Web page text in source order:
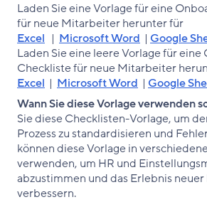
Laden Sie eine Vorlage für eine
für neue Mitarbeiter herunter für
Excel | Microsoft Word | Google
Laden Sie eine leere Vorlage für
Checkliste für neue Mitarbeiter
Excel | Microsoft Word | Google
Wann Sie diese Vorlage verwenden
Sie diese Checklisten-Vorlage, um
Prozess zu standardisieren und
können diese Vorlage in
verwenden, um HR und
abzustimmen und das Erlebnis
verbessern.